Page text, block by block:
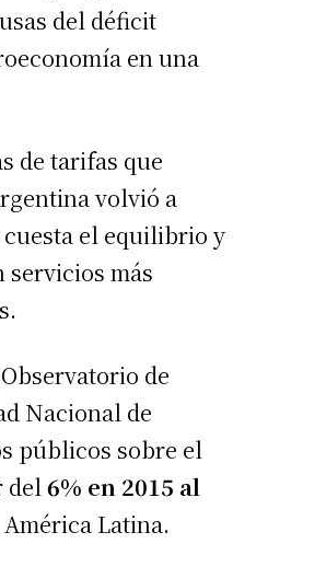
del déficit
en una
de tarifas que
volvió a
el equilibrio y
servicios más
de
Nacional de
públicos sobre el
del6% en 2015 al
Latina.